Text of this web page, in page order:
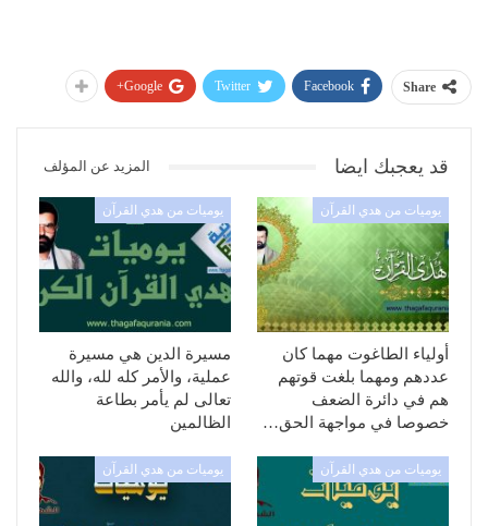
Share
Facebook
Twitter
Google+
قد يعجبك ايضا المزيد عن المؤلف
يوميات من هدي القرآن
أولياء الطاغوت مهما كان
عددهم ومهما بلغت قوتهم
هم في دائرة الضعف
خصوصا في مواجهة الحق…
يوميات من هدي القرآن
مسيرة الدين هي مسيرة
عملية، والأمر كله لله، والله
تعالى لم يأمر بطاعة
الظالمين
يوميات من هدي القرآن يوميات من هدي القرآن